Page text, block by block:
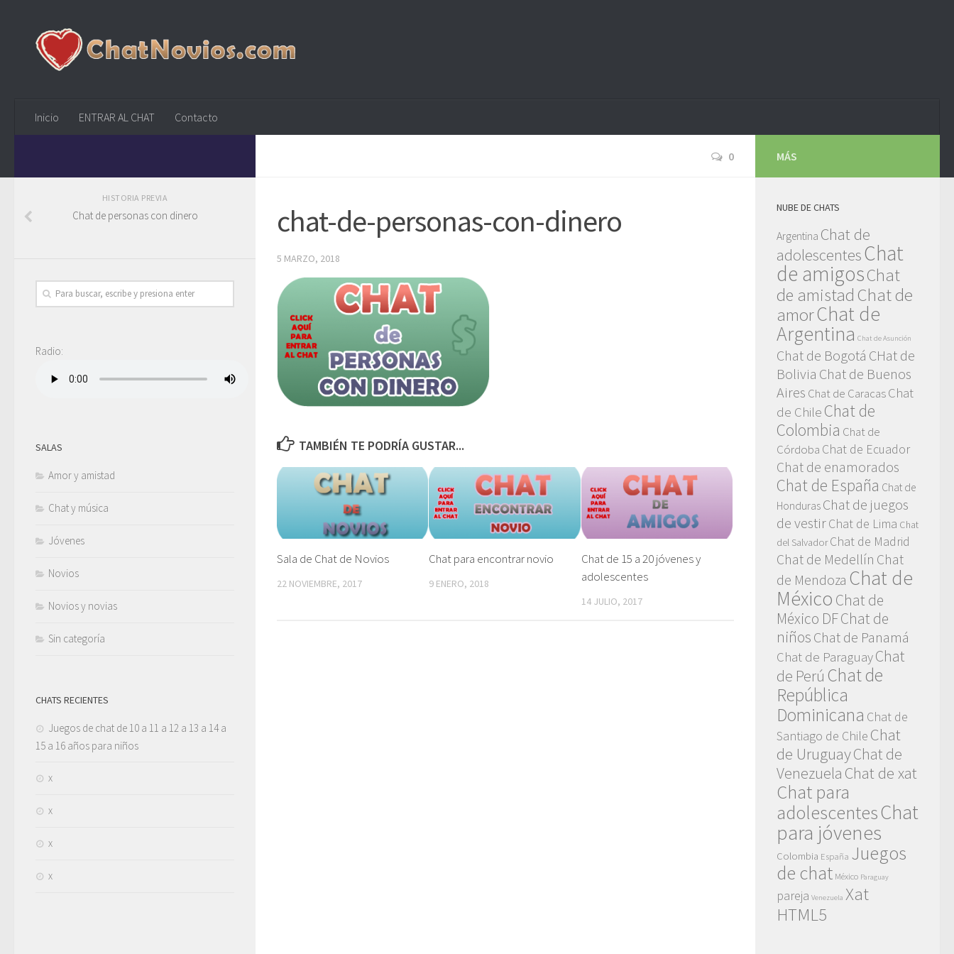
Inicio ENTRAR AL CHAT Contacto
0
chat-de-personas-con-dinero
5 MARZO, 2018
TAMBIÉN TE PODRÍA GUSTAR...
Sala de Chat de Novios
22 NOVIEMBRE, 2017
Chat para encontrar novio
9 ENERO, 2018
Chat de 15 a 20 jóvenes y
adolescentes
14 JULIO, 2017
HISTORIA PREVIA
Chat de personas con dinero
Radio:
SALAS
Amor y amistad
Chat y música
Jóvenes
Novios
Novios y novias
Sin categoría
CHATS RECIENTES
Juegos de chat de 10 a 11 a 12 a 13 a 14 a
15 a 16 años para niños
x
x
x
x
MÁS
NUBE DE CHATS
Argentina Chat de
adolescentesChat
de amigosChat
de amistad Chat de
amorChat de
Argentina Chat de Asunción
Chat de Bogotá CHat de
Bolivia Chat de Buenos
Aires Chat de CaracasChat
de Chile Chat de
Colombia Chat de
Córdoba Chat de Ecuador
Chat de enamorados
Chat de España Chat de
Honduras Chat de juegos
de vestirChat de Lima Chat
del Salvador Chat de Madrid
Chat de Medellín Chat
de Mendoza Chat de
México Chat de
México DFChat de
niñosChat de Panamá
Chat de ParaguayChat
de Perú Chat de
República
Dominicana Chat de
Santiago de Chile Chat
de UruguayChat de
Venezuela Chat de xat
Chat para
adolescentesChat
para jóvenes
Colombia España Juegos
de chat México Paraguay
pareja Venezuela Xat
HTML5